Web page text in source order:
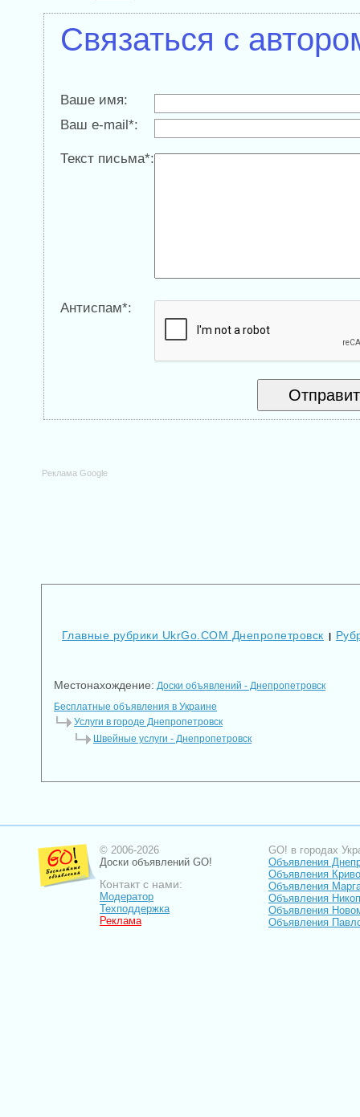
Связаться с
Ваше имя:
Ваш e-mail*:
Текст письма*:
Антиспам*:
Реклама Google
Главные рубрики UkrGo.COM Днепропетровск
Местонахождение: Доски объявлений - Днепропетровск
Бесплатные объявления в Украине
Услуги в городе Днепропетровск
Швейные услуги - Днепропетровск
© 2006-2026
Доски объявлений GO!
Контакт с нами:
Модератор
Техподдержка
Реклама
GO! в городах
Объявления
Объявления
Объявления
Объявления
Объявления
Объявления